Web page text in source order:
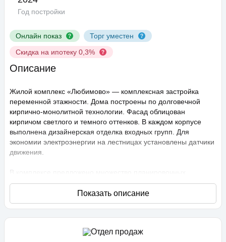
Онлайн показ
Торг уместен
Скидка на ипотеку 0,3%
Год постройки
Описание
Жилой комплекс «Любимово» — комплексная застройка
переменной этажности. Дома построены по долговечной
кирпично-монолитной технологии. Фасад облицован
кирпичом светлого и темного оттенков. В каждом корпусе
выполнена дизайнерская отделка входных групп. Для
экономии электроэнергии на лестницах установлены датчики
движения.
В комплексе предложено множество планировочных
решений: в наличии квартиры, как классического типа, так и
европланировки. Они сдаются с подчистовой отделкой,
высота потолков составляет 2,75 метра. В квартирах